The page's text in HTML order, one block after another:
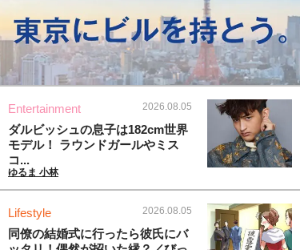
Entertainment 2026.08.05
ダルビッシュの息子は182cm世界
モデル！ ラウンドガールやミス
コ...
ゆるま 小林
Lifestyle 2026.08.05
同僚の結婚式に行ったら彼氏にバ